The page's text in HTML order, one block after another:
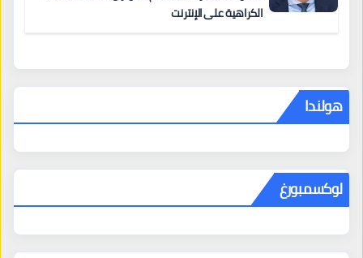
الكراهية على الإنترنت
هولندا
لوكسمبورغ